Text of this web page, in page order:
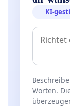
KI-
Worten.